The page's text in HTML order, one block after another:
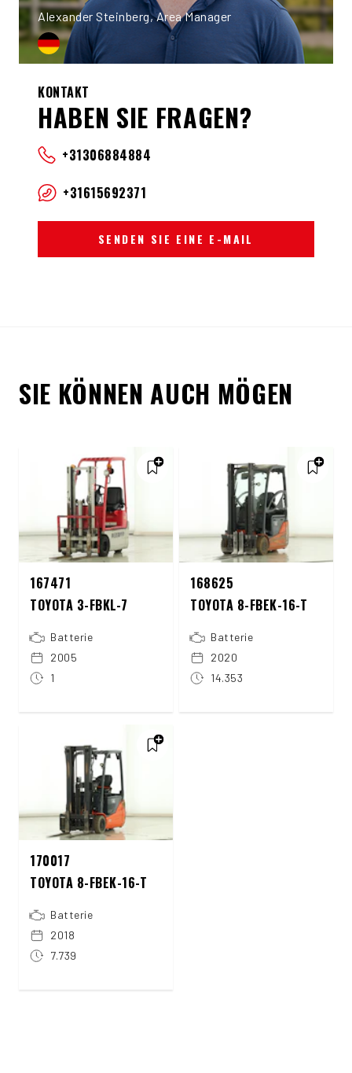
Alexander Steinberg, Area Manager
KONTAKT
HABEN SIE FRAGEN?
+31306884884
+31615692371
SENDEN SIE EINE E-MAIL
SIE KÖNNEN AUCH MÖGEN
167471
TOYOTA 3-FBKL-7
Batterie
2005
1
168625
TOYOTA 8-FBEK-16-T
Batterie
2020
14.353
170017
TOYOTA 8-FBEK-16-T
Batterie
2018
7.739